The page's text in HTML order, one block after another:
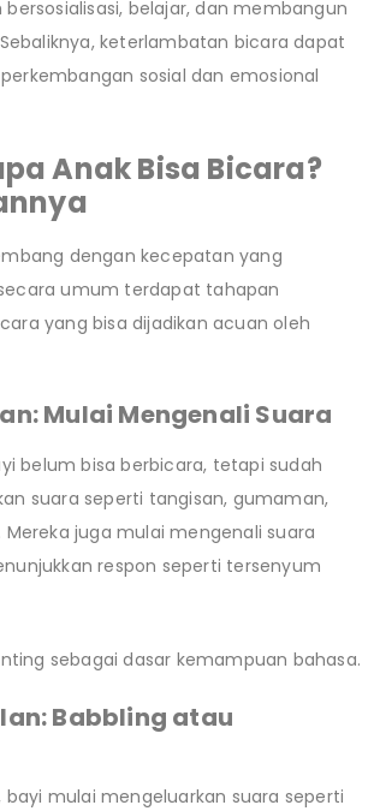
belajar, dan membangun
keterlambatan bicara dapat
sosial dan emosional
Anak Bisa Bicara?
dengan kecepatan yang
umum terdapat tahapan
yang bisa dijadikan acuan oleh
Mulai Mengenali Suara
belum bisa berbicara, tetapi sudah
suara seperti tangisan, gumaman,
. Mereka juga mulai mengenali suara
respon seperti tersenyum
sebagai dasar kemampuan bahasa.
Babbling atau
bayi mulai mengeluarkan suara seperti